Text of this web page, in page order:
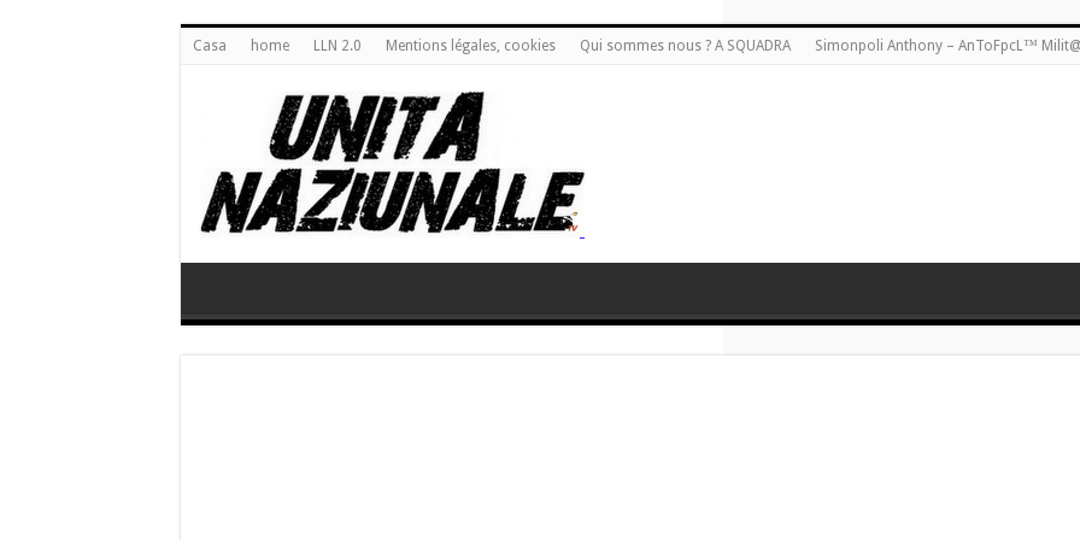
Casa home LLN 2.0 Mentions légales, cookies Qui sommes nous ? A SQUADRA Simonpoli Anthony – AnToFpcL™